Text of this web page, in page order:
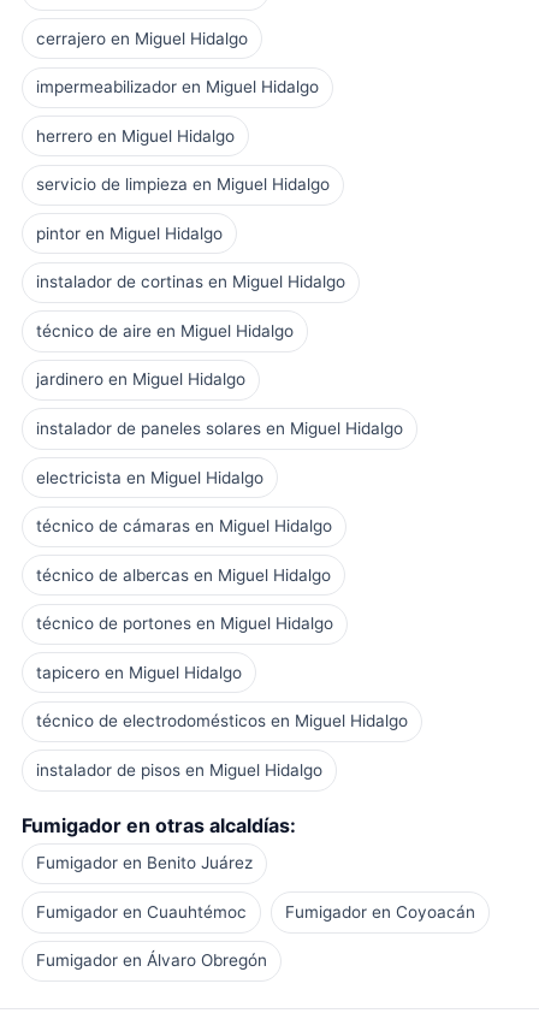
cerrajero en Miguel Hidalgo
impermeabilizador en Miguel Hidalgo
herrero en Miguel Hidalgo
servicio de limpieza en Miguel Hidalgo
pintor en Miguel Hidalgo
instalador de cortinas en Miguel Hidalgo
técnico de aire en Miguel Hidalgo
jardinero en Miguel Hidalgo
instalador de paneles solares en Miguel Hidalgo
electricista en Miguel Hidalgo
técnico de cámaras en Miguel Hidalgo
técnico de albercas en Miguel Hidalgo
técnico de portones en Miguel Hidalgo
tapicero en Miguel Hidalgo
técnico de electrodomésticos en Miguel Hidalgo
instalador de pisos en Miguel Hidalgo
Fumigador en otras alcaldías:
Fumigador en Benito Juárez
Fumigador en Cuauhtémoc Fumigador en Coyoacán
Fumigador en Álvaro Obregón